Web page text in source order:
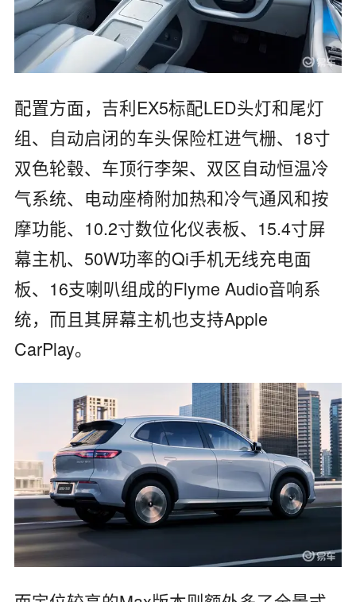
配置方面，吉利EX5标配LED头灯和尾灯
组、自动启闭的车头保险杠进气栅、18寸
双色轮毂、车顶行李架、双区自动恒温冷
气系统、电动座椅附加热和冷气通风和按
摩功能、10.2寸数位化仪表板、15.4寸屏
幕主机、50W功率的Qi手机无线充电面
板、16支喇叭组成的Flyme Audio音响系
统，而且其屏幕主机也支持Apple
CarPlay。